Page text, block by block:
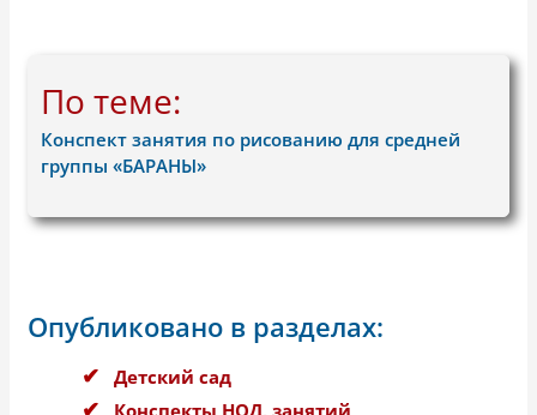
По теме:
Конспект занятия по рисованию для средней
группы «БАРАНЫ»
Опубликовано в разделах:
Детский сад
Конспекты НОД, занятий